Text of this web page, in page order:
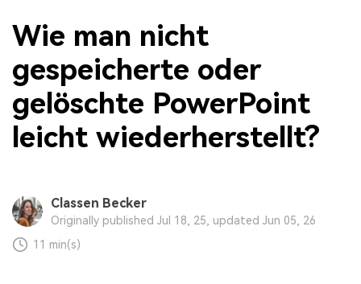
Wie man nicht
gespeicherte oder
gelöschte PowerPoint
leicht wiederherstellt?
Classen Becker
Originally published Jul 18, 25, updated Jun 05, 26
11 min(s)